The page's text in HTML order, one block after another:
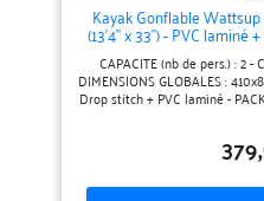
Kayak Gonflable
(13'4" x 33") - PVC laminé
Max
CAPACITE (nb de pers.) : 2 -
DIMENSIONS GLOBALES :
Drop stitch + PVC laminé -
+ Sac à roulette + Pompe HP
composé de 2 chambres à
parcourir de grandes
qualité de conception et ses